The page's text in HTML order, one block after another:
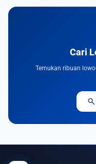
Cari
Temukan ribuan
search